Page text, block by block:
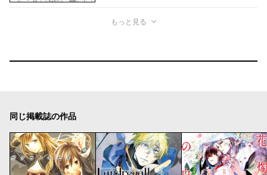
もっと見る
同じ掲載誌の作品